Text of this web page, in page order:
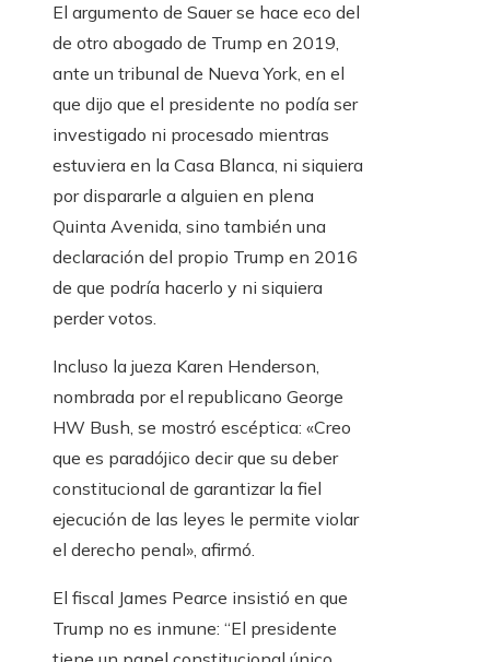
El argumento de Sauer se hace eco del
de otro abogado de Trump en 2019,
ante un tribunal de Nueva York, en el
que dijo que el presidente no podía ser
investigado ni procesado mientras
estuviera en la Casa Blanca, ni siquiera
por dispararle a alguien en plena
Quinta Avenida, sino también una
declaración del propio Trump en 2016
de que podría hacerlo y ni siquiera
perder votos.
Incluso la jueza Karen Henderson,
nombrada por el republicano George
HW Bush, se mostró escéptica: «Creo
que es paradójico decir que su deber
constitucional de garantizar la fiel
ejecución de las leyes le permite violar
el derecho penal», afirmó.
El fiscal James Pearce insistió en que
Trump no es inmune: “El presidente